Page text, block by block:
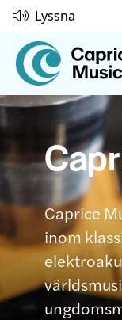
Lyssna
Caprice
inom